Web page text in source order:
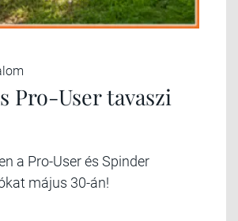
Pro-User tavaszi
a Pro-User és Spinder
május 30-án!